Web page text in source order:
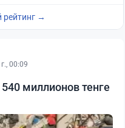
→
00:09
миллионов тенге